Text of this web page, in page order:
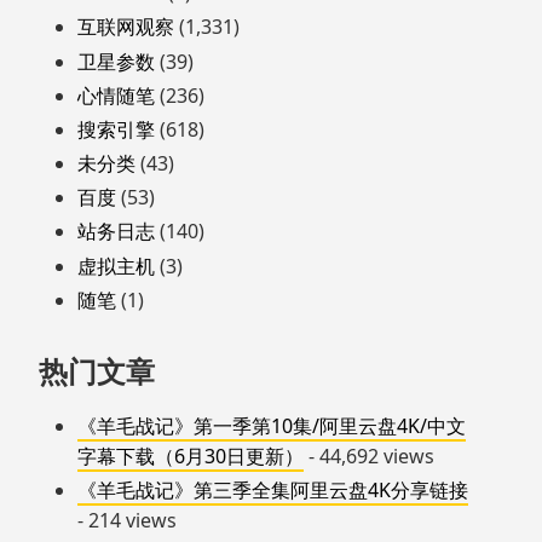
互联网观察 (1,331)
卫星参数 (39)
心情随笔(236)
搜索引擎(618)
未分类(43)
百度(53)
站务日志(140)
虚拟主机(3)
随笔(1)
热门文章
《羊毛战记》第一季第10集/阿里云盘4K/中文
字幕下载（6月30日更新）
- 44,692 views
《羊毛战记》第三季全集阿里云盘4K分享链接
- 214 views